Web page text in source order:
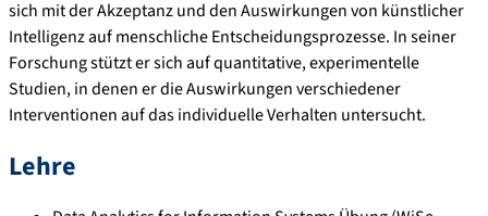
sich mit der Akzeptanz und den Auswirkungen von künstlicher
Intelligenz auf menschliche Entscheidungsprozesse. In seiner
Forschung stützt er sich auf quantitative, experimentelle
Studien, in denen er die Auswirkungen verschiedener
Interventionen auf das individuelle Verhalten untersucht.
Lehre